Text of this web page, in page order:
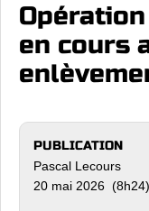
en cours
PUBLICATION
Pascal Lecours
20 mai 2026 (8h24)